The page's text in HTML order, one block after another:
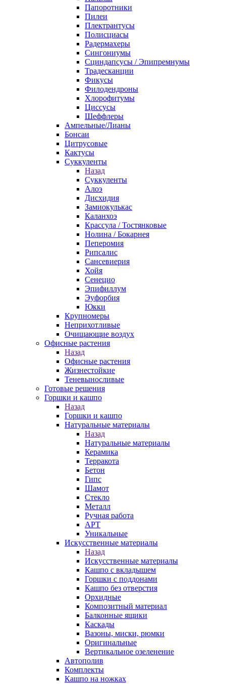
Папоротники
Пилеи
Плектрантусы
Полисциасы
Радермахеры
Сингониумы
Сциндапсусы / Эпипремнумы
Традесканции
Фикусы
Филодендроны
Хлорофитумы
Циссусы
Шеффлеры
Ампельные/Лианы
Бонсаи
Цитрусовые
Кактусы
Суккуленты
Назад
Суккуленты
Алоэ
Дисхидия
Замиокулькас
Каланхоэ
Крассула / Тостянковые
Нолина / Бокарнея
Пеперомия
Рипсалис
Сансевиерия
Хойя
Сенецио
Эпифиллум
Эуфорбия
Юкки
Крупномеры
Неприхотливые
Очищающие воздух
Офисные растения
Назад
Офисные растения
Жизнестойкие
Теневыносливые
Готовые решения
Горшки и кашпо
Назад
Горшки и кашпо
Натуральные материалы
Назад
Натуральные материалы
Керамика
Терракота
Бетон
Гипс
Шамот
Стекло
Металл
Ручная работа
АРТ
Уникальные
Искусственные материалы
Назад
Искусственные материалы
Кашпо с вкладышем
Горшки с поддонами
Кашпо без отверстия
Орхидные
Композитный материал
Балконные ящики
Каскады
Вазоны, миски, рюмки
Оригинальные
Вертикальное озеленение
Автополив
Комплекты
Кашпо на ножках